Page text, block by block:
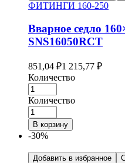
ФИТИНГИ 160-250
Вварное седло
SNS16050RCT
851,04 ₽1 215,77 ₽
Количество
Количество
В корзину
-30%
Добавить в избранное